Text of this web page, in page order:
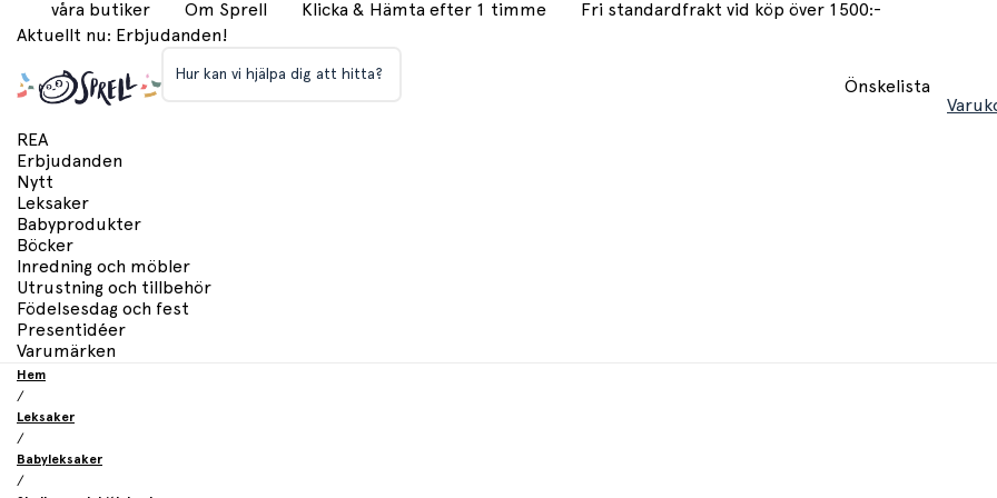
våra butiker Om Sprell Klicka & Hämta efter 1 timme
Fri standardfrakt vid köp över 1500:-
Aktuellt nu: Erbjudanden!
Hur kan vi hjälpa dig att hitta?
Önskelista
REA
Erbjudanden
Nytt
Leksaker
Babyprodukter
Böcker
Inredning och möbler
Utrustning och tillbehör
Födelsesdag och fest
Presentidéer
Varumärken
Hem
/
Leksaker
/
Babyleksaker
/